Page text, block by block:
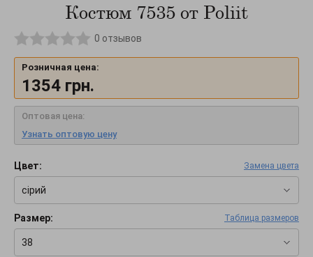
Костюм 7535 от Poliit
0 отзывов
Розничная цена:
1354 грн.
Оптовая цена:
Узнать оптовую цену
Цвет: Замена цвета
сірий
Размер: Таблица размеров
38